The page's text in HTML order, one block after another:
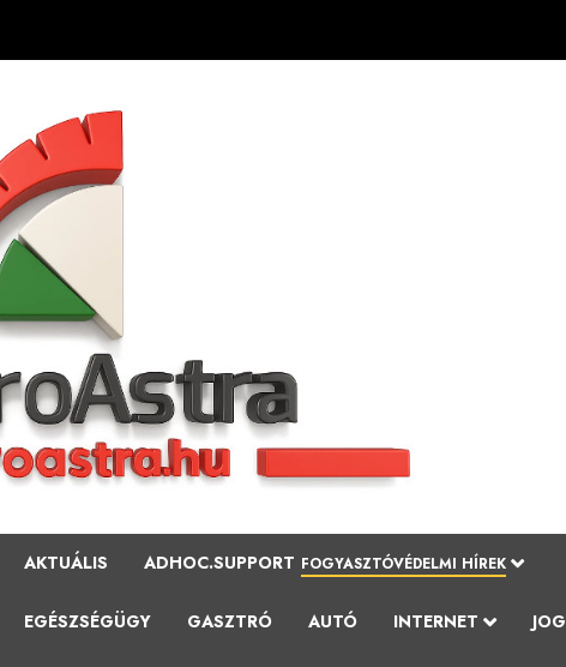
AKTUÁLIS ADHOC.SUPPORT FOGYASZTÓVÉDELMI HÍREK
EGÉSZSÉGÜGY GASZTRÓ AUTÓ INTERNET JOG